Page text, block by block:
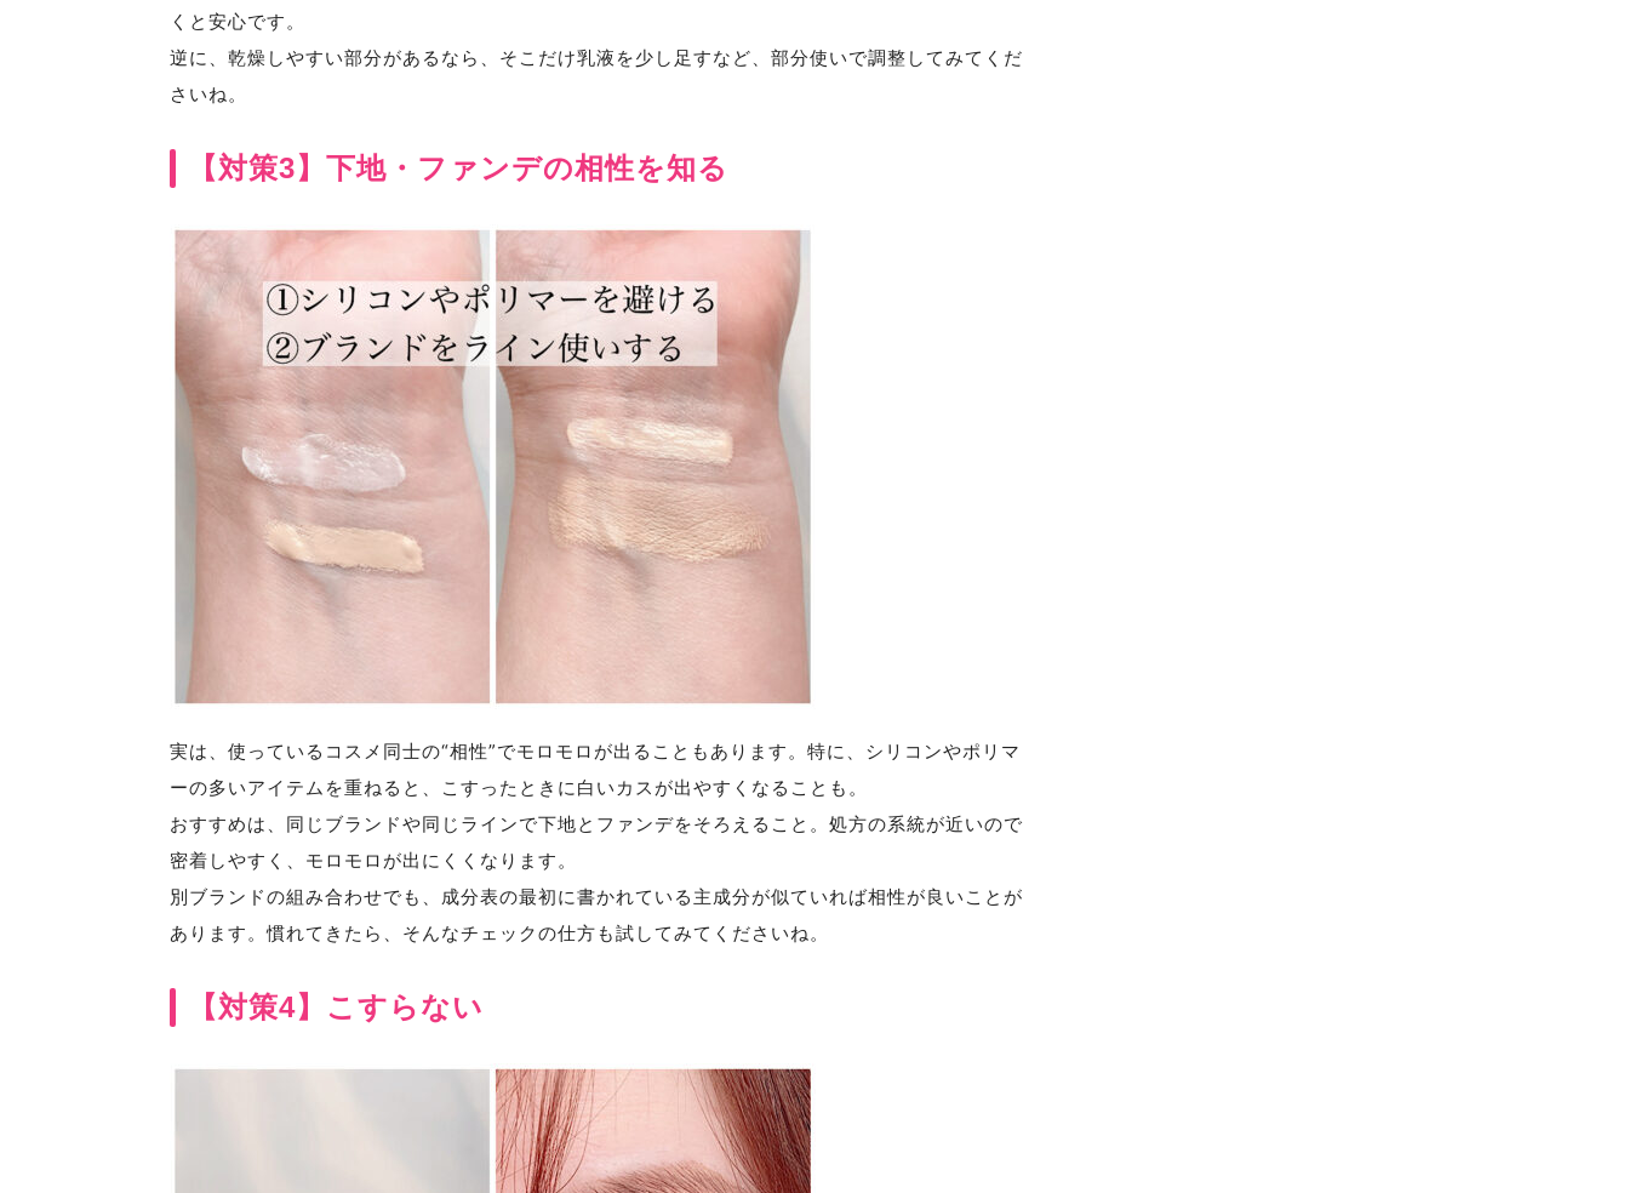
くと安心です。
逆に、乾燥しやすい部分があるなら、そこだけ乳液を少し足すなど、部分使いで調整してみてくだ
さいね。
【対策3】下地・ファンデの相性を知る
実は、使っているコスメ同士の“相性”でモロモロが出ることもあります。特に、シリコンやポリマ
ーの多いアイテムを重ねると、こすったときに白いカスが出やすくなることも。
おすすめは、同じブランドや同じラインで下地とファンデをそろえること。処方の系統が近いので
密着しやすく、モロモロが出にくくなります。
別ブランドの組み合わせでも、成分表の最初に書かれている主成分が似ていれば相性が良いことが
あります。慣れてきたら、そんなチェックの仕方も試してみてくださいね。
【対策4】こすらない